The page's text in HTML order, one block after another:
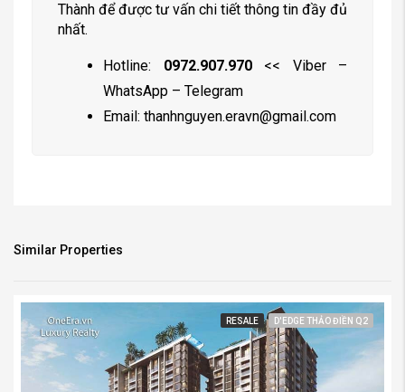
Thành để được tư vấn chi tiết thông tin đầy đủ
nhất.
Hotline: 0972.907.970<< Viber –
WhatsApp – Telegram
Email: thanhnguyen.eravn@gmail.com
Similar Properties
RESALE D'EDGE THẢO ĐIỀN Q2